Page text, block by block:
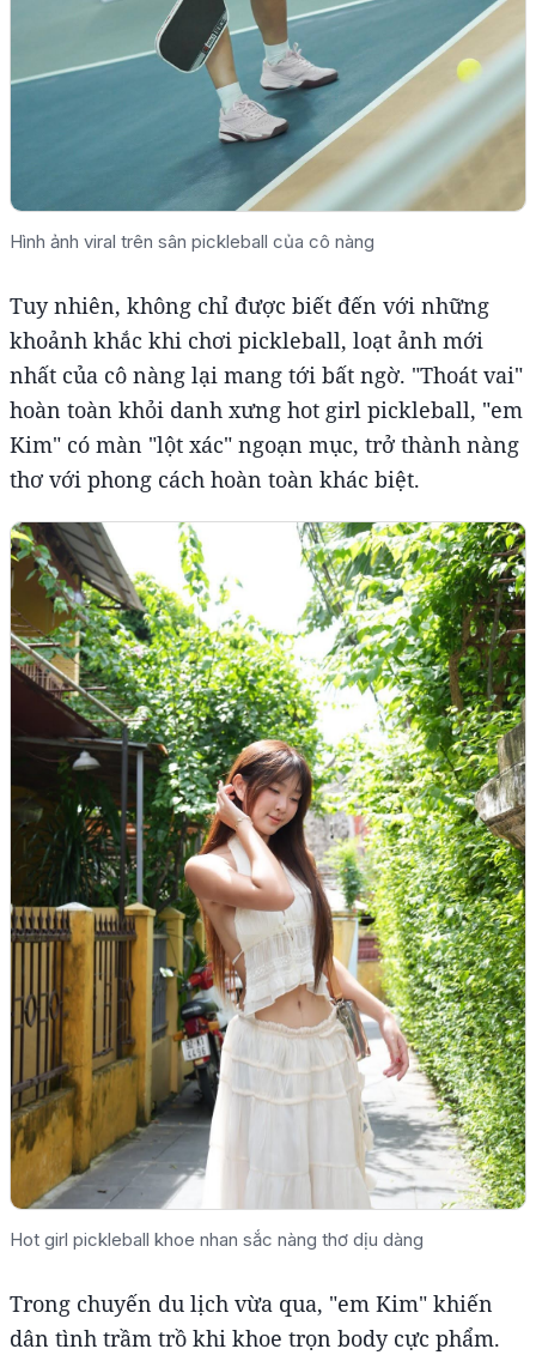
Hình ảnh viral trên sân pickleball của cô nàng
Tuy nhiên, không chỉ được biết đến với những
khoảnh khắc khi chơi pickleball, loạt ảnh mới
nhất của cô nàng lại mang tới bất ngờ. "Thoát vai"
hoàn toàn khỏi danh xưng hot girl pickleball, "em
Kim" có màn "lột xác" ngoạn mục, trở thành nàng
thơ với phong cách hoàn toàn khác biệt.
Hot girl pickleball khoe nhan sắc nàng thơ dịu dàng
Trong chuyến du lịch vừa qua, "em Kim" khiến
dân tình trầm trồ khi khoe trọn body cực phẩm.